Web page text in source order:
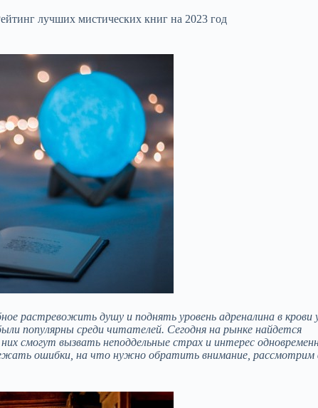
лучших мистических книг на 2023 год
растревожить душу и поднять уровень адреналина в крови
популярны среди читателей. Сегодня на рынке найдется
смогут вызвать неподдельные страх и интерес
ошибки, на что нужно обратить внимание, рассмотрим